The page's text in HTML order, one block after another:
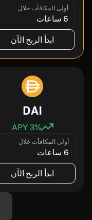
أولى المكافآت خلال
6 ساعات
ابدأ الربح الآن
DAI
3% APY
أولى المكافآت خلال
6 ساعات
ابدأ الربح الآن